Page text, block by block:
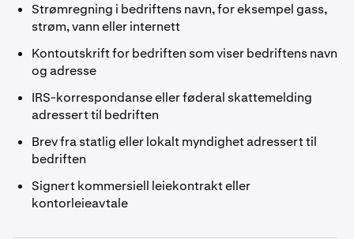
Strømregning i bedriftens navn, for eksempel gass,
strøm, vann eller internett
Kontoutskrift for bedriften som viser bedriftens navn
og adresse
IRS-korrespondanse eller føderal skattemelding
adressert til bedriften
Brev fra statlig eller lokalt myndighet adressert til
bedriften
Signert kommersiell leiekontrakt eller
kontorleieavtale